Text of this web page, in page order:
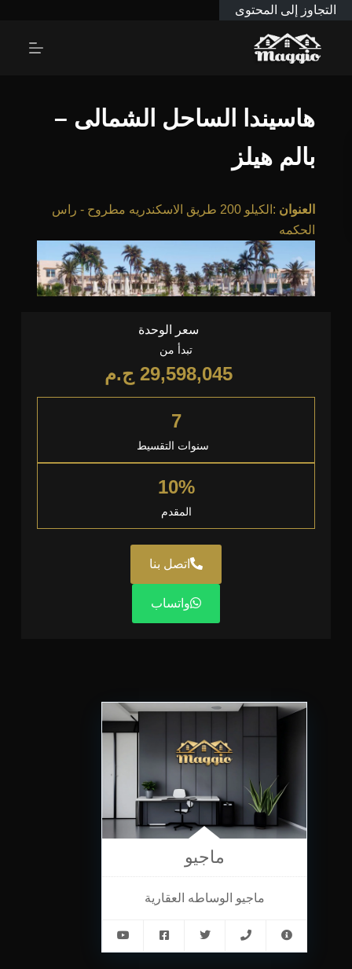
التجاوز إلى المحتوى
هاسيندا الساحل الشمالى –
بالم هيلز
العنوان :
الكيلو 200 طريق الاسكندريه مطروح - راس
الحكمه
سعر الوحدة
تبدأ من
29,598,045 ج.م
7
سنوات التقسيط
10%
المقدم
واتساب
اتصل بنا
ماجيو
ماجيو الوساطه العقارية